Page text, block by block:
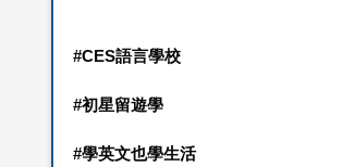
#CES語言學校
#初星留遊學
#學英文也學生活